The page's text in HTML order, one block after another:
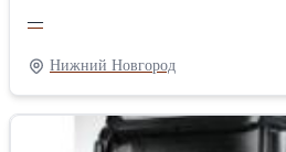
—
Нижний Новгород